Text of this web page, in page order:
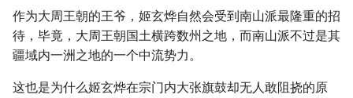
作为大周王朝的王爷，姬玄烨自然会受到南山派最隆重的招
待，毕竟，大周王朝国土横跨数州之地，而南山派不过是其
疆域内一洲之地的一个中流势力。
这也是为什么姬玄烨在宗门内大张旗鼓却无人敢阻挠的原